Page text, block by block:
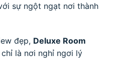
sự ngột ngạt nơi thành
đẹp, Deluxe Room
là nơi nghỉ ngơi lý